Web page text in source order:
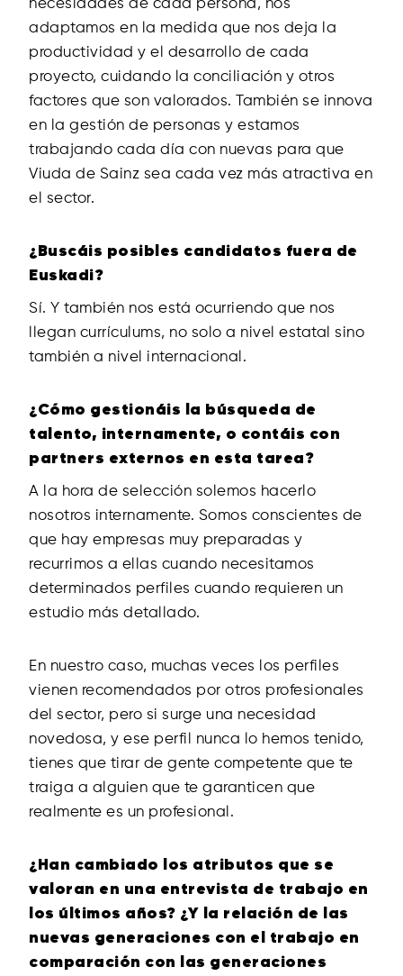
necesidades de cada persona, nos
adaptamos en la medida que nos deja la
productividad y el desarrollo de cada
proyecto, cuidando la conciliación y otros
factores que son valorados. También se innova
en la gestión de personas y estamos
trabajando cada día con nuevas para que
Viuda de Sainz sea cada vez más atractiva en
el sector.
¿Buscáis posibles candidatos fuera de
Euskadi?
Sí. Y también nos está ocurriendo que nos
llegan currículums, no solo a nivel estatal sino
también a nivel internacional.
¿Cómo gestionáis la búsqueda de
talento, internamente, o contáis con
partners externos en esta tarea?
A la hora de selección solemos hacerlo
nosotros internamente. Somos conscientes de
que hay empresas muy preparadas y
recurrimos a ellas cuando necesitamos
determinados perfiles cuando requieren un
estudio más detallado.
En nuestro caso, muchas veces los perfiles
vienen recomendados por otros profesionales
del sector, pero si surge una necesidad
novedosa, y ese perfil nunca lo hemos tenido,
tienes que tirar de gente competente que te
traiga a alguien que te garanticen que
realmente es un profesional.
¿Han cambiado los atributos que se
valoran en una entrevista de trabajo en
los últimos años? ¿Y la relación de las
nuevas generaciones con el trabajo en
comparación con las generaciones